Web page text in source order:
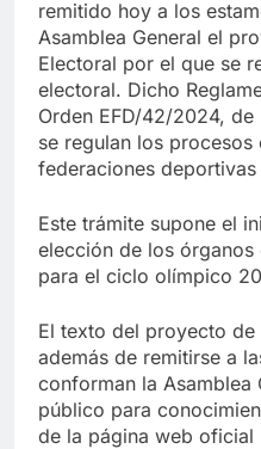
remitido hoy a los
Asamblea General el
Electoral por el que se
electoral. Dicho
Orden EFD/42/2024,
se regulan los procesos
federaciones deportivas
Este trámite supone el
elección de los órganos
para el ciclo olímpico
El texto del proyecto de
además de remitirse a
conforman la Asamblea
público para
de la página web oficial